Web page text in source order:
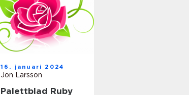
16. januari 2024
Jon Larsson
Palettblad Ruby